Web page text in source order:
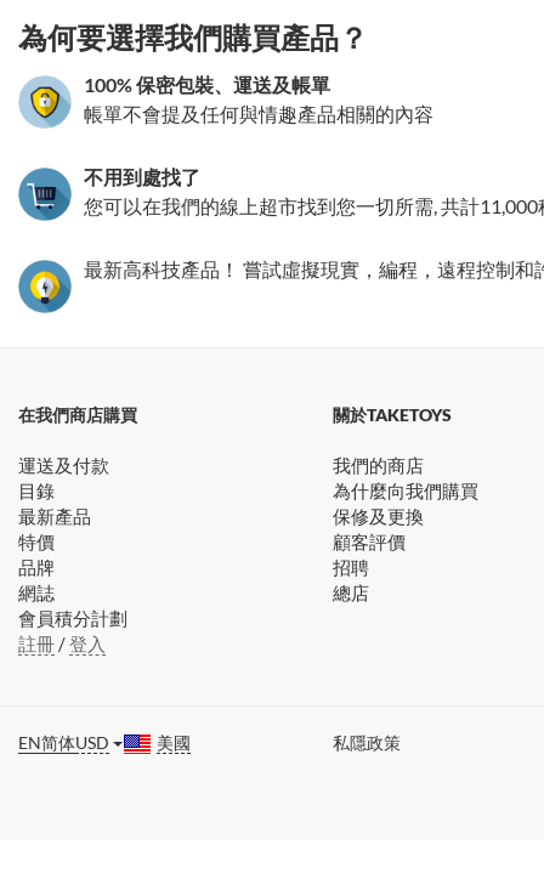
為何要選擇我們購買產品？
100% 保密包裝、運送及帳單
帳單不會提及任何與情趣產品相關的內容
不用到處找了
您可以在我們的線上超市找到您一切所需, 共計11,000
最新高科技產品！ 嘗試虛擬現實，編程，遠程控制
在我們商店購買
運送及付款
目錄
最新產品
特價
品牌
網誌
會員積分計劃
註冊/登入
關於TAKETOYS
我們的商店
為什麼向我們購買
保修及更換
顧客評價
招聘
總店
EN简体USD 美國 私隱政策